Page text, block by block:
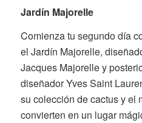
Jardín Majorelle
Comienza tu segundo día
el Jardín Majorelle,
Jacques Majorelle y
diseñador Yves Saint
su colección de cactus y el
convierten en un lugar